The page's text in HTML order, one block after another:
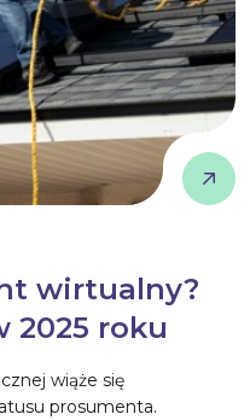
wirtualny?
2025 roku
wiąże się
prosumenta.